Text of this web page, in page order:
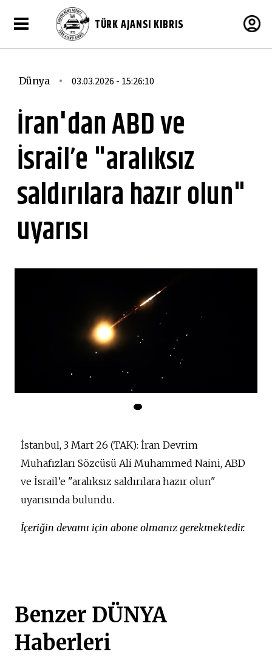
TÜRK AJANSI KIBRIS
Dünya 03.03.2026 - 15:26:10
İran'dan ABD ve
İsrail’e "aralıksız
saldırılara hazır olun"
uyarısı
İstanbul, 3 Mart 26 (TAK): İran Devrim
Muhafızları Sözcüsü Ali Muhammed Naini, ABD
ve İsrail’e "aralıksız saldırılara hazır olun"
uyarısında bulundu.
İçeriğin devamı için abone olmanız gerekmektedir.
Benzer DÜNYA
Haberleri